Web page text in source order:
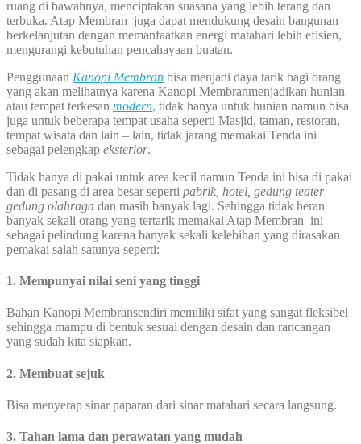
ruang di bawahnya, menciptakan suasana yang lebih terang dan
terbuka. Atap Membran juga dapat mendukung desain bangunan
berkelanjutan dengan memanfaatkan energi matahari lebih efisien,
mengurangi kebutuhan pencahayaan buatan.
Penggunaan Kanopi Membran bisa menjadi daya tarik bagi orang
yang akan melihatnya karena Kanopi Membranmenjadikan hunian
atau tempat terkesan modern, tidak hanya untuk hunian namun bisa
juga untuk beberapa tempat usaha seperti Masjid, taman, restoran,
tempat wisata dan lain – lain, tidak jarang memakai Tenda ini
sebagai pelengkap eksterior.
Tidak hanya di pakai untuk area kecil namun Tenda ini bisa di pakai
dan di pasang di area besar seperti pabrik, hotel, gedung teater
gedung olahraga dan masih banyak lagi. Sehingga tidak heran
banyak sekali orang yang tertarik memakai Atap Membran ini
sebagai pelindung karena banyak sekali kelebihan yang dirasakan
pemakai salah satunya seperti:
1. Mempunyai nilai seni yang tinggi
Bahan Kanopi Membransendiri memiliki sifat yang sangat fleksibel
sehingga mampu di bentuk sesuai dengan desain dan rancangan
yang sudah kita siapkan.
2. Membuat sejuk
Bisa menyerap sinar paparan dari sinar matahari secara langsung.
3. Tahan lama dan perawatan yang mudah